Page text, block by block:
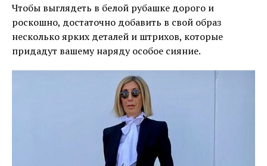
Чтобы выглядеть в белой рубашке дорого и
роскошно, достаточно добавить в свой образ
несколько ярких деталей и штрихов, которые
придадут вашему наряду особое сияние.